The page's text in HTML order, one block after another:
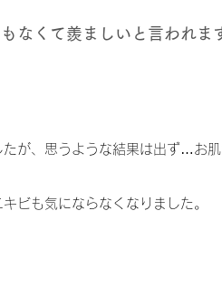
なくて羨ましいと言われま
が、思うような結果は出ず…お
ビも気にならなくなりました。